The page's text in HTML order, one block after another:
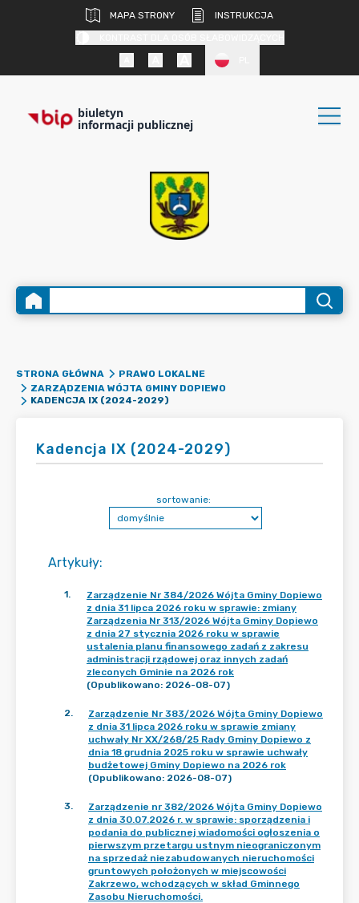
MAPA STRONY
INSTRUKCJA
biuletyn
informacji publicznej
STRONA GŁÓWNA
PRAWO LOKALNE
ZARZĄDZENIA WÓJTA GMINY DOPIEWO
KADENCJA IX (2024-2029)
Kadencja IX (2024-2029)
Artykuły:
sortowanie:
1.
Zarządzenie Nr 384/2026 Wójta Gminy Dopiewo
z dnia 31 lipca 2026 roku w sprawie: zmiany
Zarządzenia Nr 313/2026 Wójta Gminy Dopiewo
z dnia 27 stycznia 2026 roku w sprawie
ustalenia planu finansowego zadań z zakresu
administracji rządowej oraz innych zadań
zleconych Gminie na 2026 rok
(Opublikowano: 2026-08-07)
2.
Zarządzenie Nr 383/2026 Wójta Gminy Dopiewo
z dnia 31 lipca 2026 roku w sprawie zmiany
uchwały Nr XX/268/25 Rady Gminy Dopiewo z
dnia 18 grudnia 2025 roku w sprawie uchwały
budżetowej Gminy Dopiewo na 2026 rok
(Opublikowano: 2026-08-07)
3.
Zarządzenie nr 382/2026 Wójta Gminy Dopiewo
z dnia 30.07.2026 r. w sprawie: sporządzenia i
podania do publicznej wiadomości ogłoszenia o
pierwszym przetargu ustnym nieograniczonym
na sprzedaż niezabudowanych nieruchomości
gruntowych położonych w miejscowości
Zakrzewo, wchodzących w skład Gminnego
Zasobu Nieruchomości.